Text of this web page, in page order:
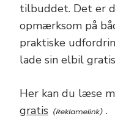
tilbuddet. Det er
opmærksom på
praktiske
lade sin elbil
Her kan du læse
gratis
.